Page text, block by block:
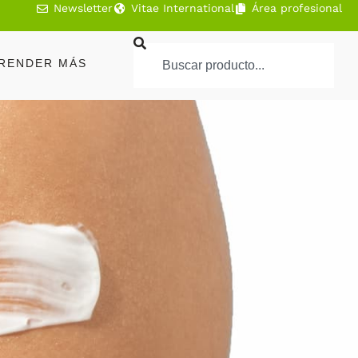
Newsletter Vitae International Área profesional
MÁS